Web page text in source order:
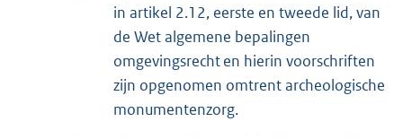
in artikel 2.12, eerste en tweede lid, van
de Wet algemene bepalingen
omgevingsrecht en hierin voorschriften
zijn opgenomen omtrent archeologische
monumentenzorg.